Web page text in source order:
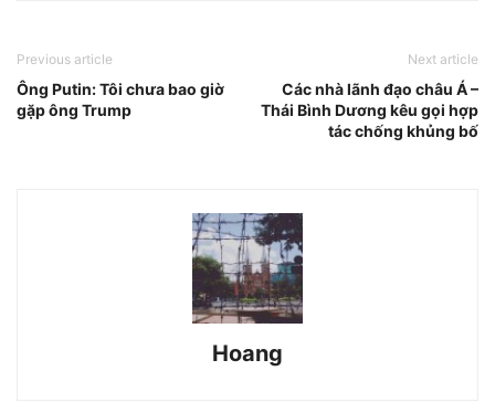
Previous article
Ông Putin: Tôi chưa bao giờ
gặp ông Trump
Next article
Các nhà lãnh đạo châu Á –
Thái Bình Dương kêu gọi hợp
tác chống khủng bố
Hoang